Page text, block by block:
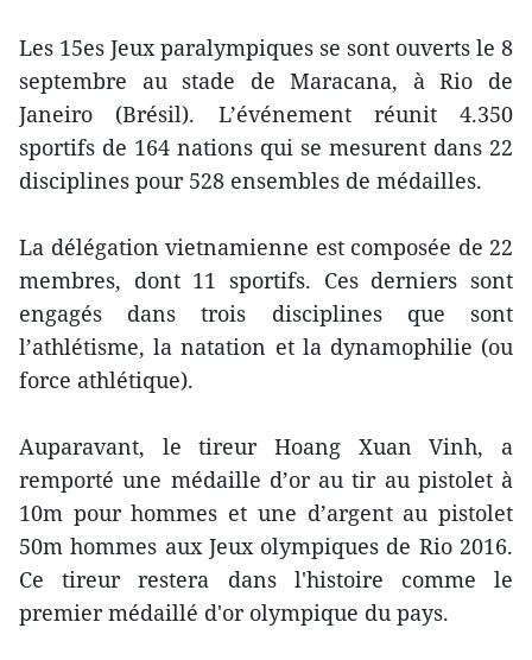
Les 15es Jeux paralympiques se sont ouverts le 8
septembre au stade de Maracana, à Rio de
Janeiro (Brésil). L’événement réunit 4.350
sportifs de 164 nations​ qui se mesurent dans 22
disciplines pour 528 ensembles de médailles.
La délégation vietnamienne est composée de 22
membres, dont 11 sportifs. Ces derniers sont
engagés dans trois disciplines que sont
l’athlétisme, la natation et la dynamophilie (ou
force athlétique).
Auparavant, le tireur Hoang Xuan Vinh, a
remporté une médaille d’or au tir au pistolet à
10m pour hommes et une d’argent au pistolet
50m hommes aux Jeux olympiques de Rio 2016.
Ce tireur restera dans l'histoire comme le
premier médaillé d'or olympique du pays.